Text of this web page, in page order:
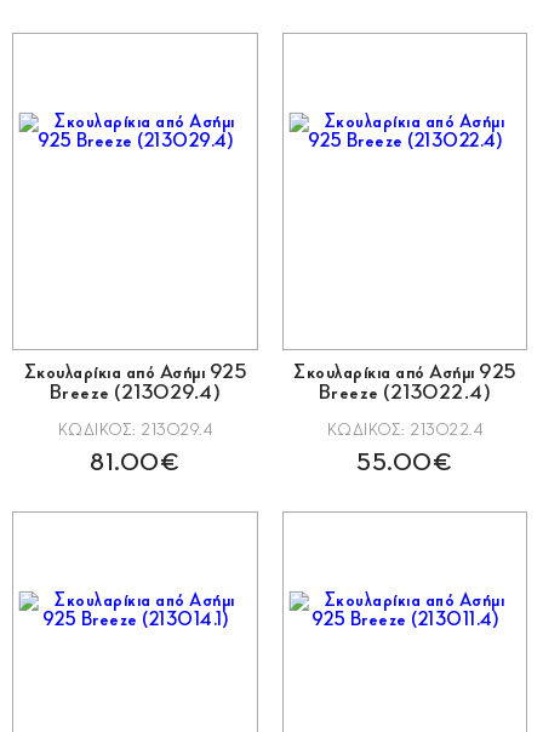
Σκουλαρίκια από Ασήμι 925
Breeze (213029.4)
ΚΩΔΙΚΟΣ: 213029.4
81.00€
Σκουλαρίκια από Ασήμι 925
Breeze (213022.4)
ΚΩΔΙΚΟΣ: 213022.4
55.00€